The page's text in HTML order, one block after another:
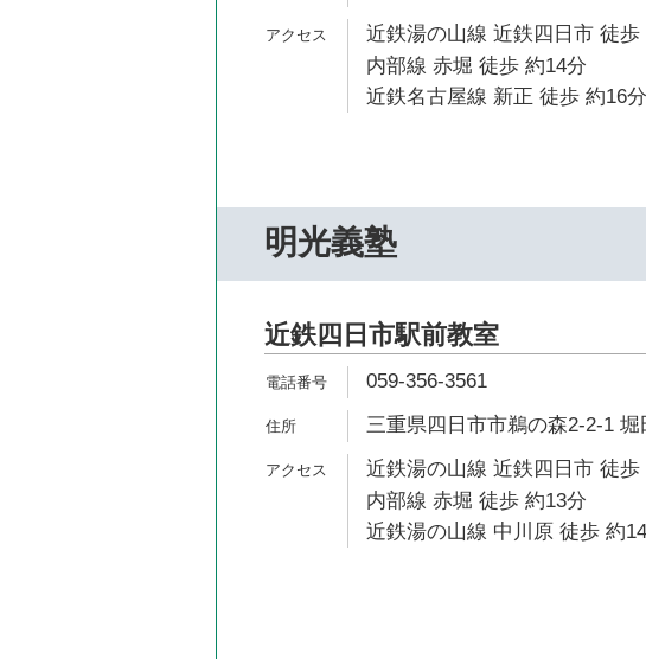
近鉄湯の山線 近鉄四日市 徒歩
内部線 赤堀 徒歩 約14分
近鉄名古屋線 新正 徒歩 約16分
明光義塾
近鉄四日市駅前教室
059-356-3561
三重県四日市市鵜の森2-2-1 堀
近鉄湯の山線 近鉄四日市 徒歩
内部線 赤堀 徒歩 約13分
近鉄湯の山線 中川原 徒歩 約